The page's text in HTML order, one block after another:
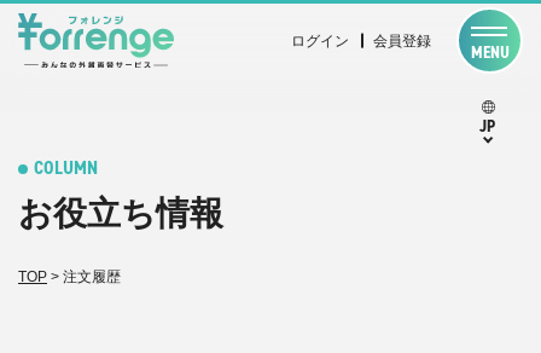
ログイン 会員登録
MENU
JP
COLUMN
お役立ち情報
TOP > 注文履歴